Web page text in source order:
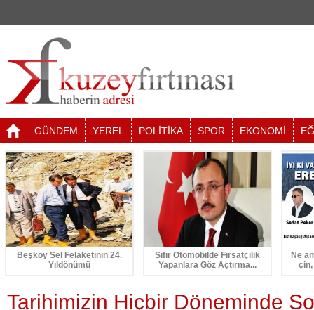
GÜNDEM YEREL POLİTİKA SPOR EKONOMİ
Beşköy Sel Felaketinin 24.
Yıldönümü
Sıfır Otomobilde Fırsatçılık
Yapanlara Göz Açtırma...
Ne
Tarihimizin Hiçbir Döneminde